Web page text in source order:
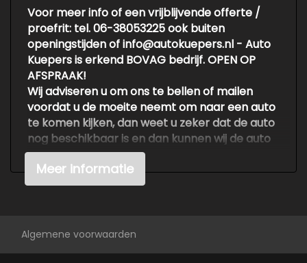
Overige
Anti blokkeer systeem
Bestuurdersairbag
Elektronisch stabiliteits programma
Passagiersairbag
Zij airbag(s) voor
Voor meer info of een vrijblijvende offerte /
proefrit: tel. 06-38053225 ook buiten
openingstijden of info@autokuepers.nl - Auto
Kuepers is erkend BOVAG bedrijf. OPEN OP
AFSPRAAK!
Wij adviseren u om ons te bellen of mailen
voordat u de moeite neemt om naar een auto
te komen kijken, dan weet u zeker dat de auto
nog beschikbaar is en dan kunnen wij de auto
klaarzetten voor een vrijblijvende testrit.
Voor meer en betere foto's kijk op de
Kwaliteit is voor ons erg belangrijk. Wij kopen
Meer informatie
Algemene voorwaarden